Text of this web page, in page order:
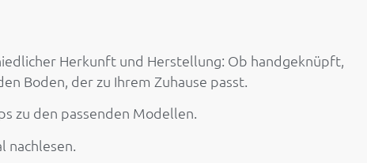
Herkunft und Herstellung: Ob handgeknüpft,
Boden, der zu Ihrem Zuhause passt.
zu den passenden Modellen.
nachlesen.